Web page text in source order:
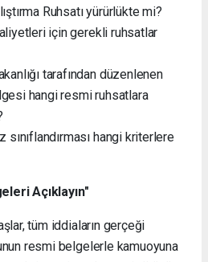
Ruhsatı yürürlükte mi?
için gerekli ruhsatlar
tarafından düzenlenen
hangi resmi ruhsatlara
sınıflandırması hangi kriterlere
Açıklayın"
tüm iddiaların gerçeği
resmi belgelerle kamuoyuna